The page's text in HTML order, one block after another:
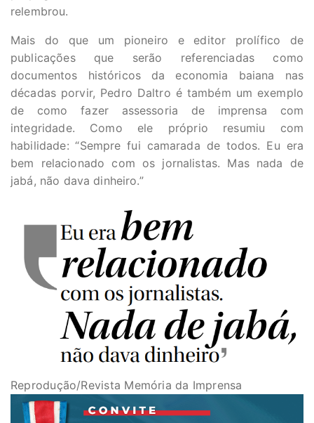
relembrou.
Mais do que um pioneiro e editor prolífico de
publicações que serão referenciadas como
documentos históricos da economia baiana nas
décadas porvir, Pedro Daltro é também um exemplo
de como fazer assessoria de imprensa com
integridade. Como ele próprio resumiu com
habilidade: “Sempre fui camarada de todos. Eu era
bem relacionado com os jornalistas. Mas nada de
jabá, não dava dinheiro.”
Reprodução/Revista Memória da Imprensa